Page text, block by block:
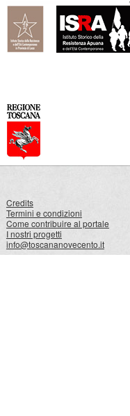
Credits
Termini e condizioni
Come contribuire al portale
I nostri progetti
info@toscananovecento.it